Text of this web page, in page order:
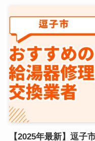
【2025年最新】逗子